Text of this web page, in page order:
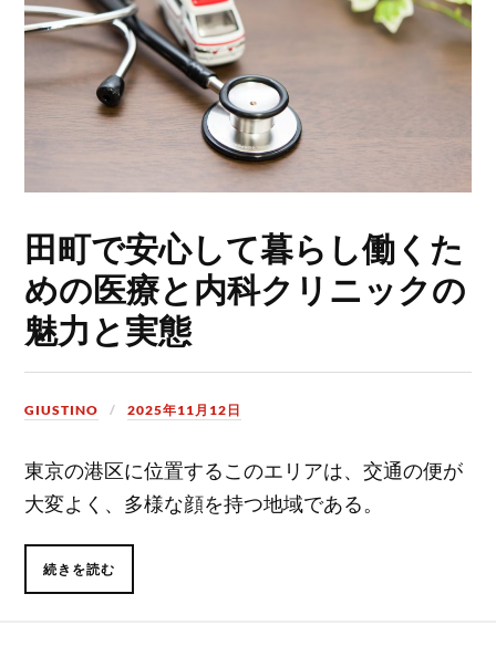
田町で安心して暮らし働くた
めの医療と内科クリニックの
魅力と実態
GIUSTINO 2025年11月12日
東京の港区に位置するこのエリアは、交通の便が
大変よく、多様な顔を持つ地域である。
続きを読む